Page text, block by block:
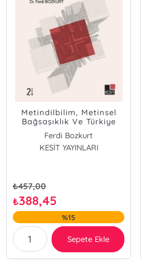
Metindilbilim, Metinsel
Bağsaşıklık Ve Türkiye
Türkçesinde Değiştirim
Ferdi Bozkurt
KESİT YAYINLARI
₺457,00
₺388,45
%15
Sepete Ekle